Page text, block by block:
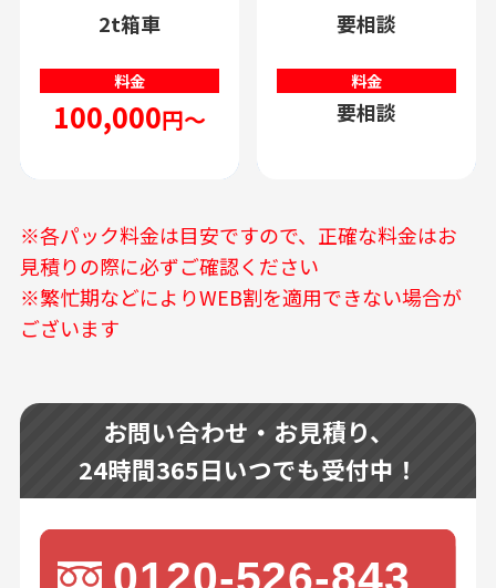
2t箱車
料金
100,000円～
要相談
料金
要相談
※各パック料金は目安ですので、正確な料金はお
見積りの際に必ずご確認ください
※繁忙期などによりWEB割を適用できない場合が
ございます
お問い合わせ・お見積り、
24時間365日いつでも受付中！